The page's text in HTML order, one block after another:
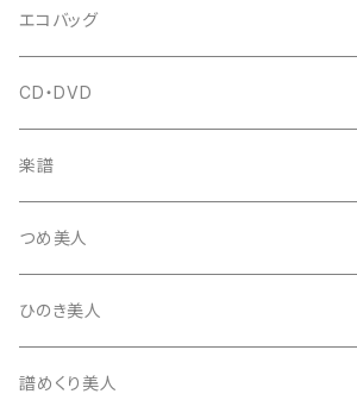
箏柱
柱入
平柱入
三角柱入
琴台
13絃用琴台（低）
13絃用琴台（高）
桐柱箱
消音フェルト
はつね糸
地唄駒
長唄駒
糸駒入
爪駒入
撥入
一丁撥入
三角撥入（ファスナー式）
撥
長唄・民謡撥
地唄撥
撥さや
撥滑り止めゴム
立奏用譜面台
調子笛・音叉
チューナー・メトロノーム
エコバッグ
CD・DVD
楽譜
つめ美人
ひのき美人
譜めくり美人